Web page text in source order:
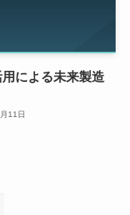
用による未来製造
11日